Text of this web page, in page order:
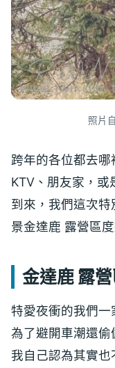
照片
跨年的各位都去哪
KTV、朋友家，
到來，我們這次
景金達鹿 露營區
金達鹿 露
特愛夜衝的我們
為了避開車潮還
我自己認為其實